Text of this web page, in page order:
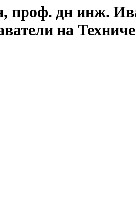
проф. дн инж.
на